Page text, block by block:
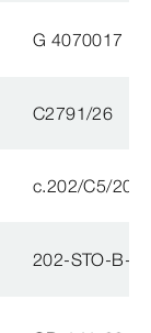
G 4070017
C2791/26
c.202/C5/
202-STO-B-